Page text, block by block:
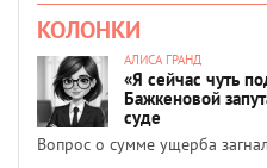
КОЛОНКИ
АЛИСА ГРАНД
«Я сейчас чуть
Бажкеновой
суде
Вопрос о сумме ущерба